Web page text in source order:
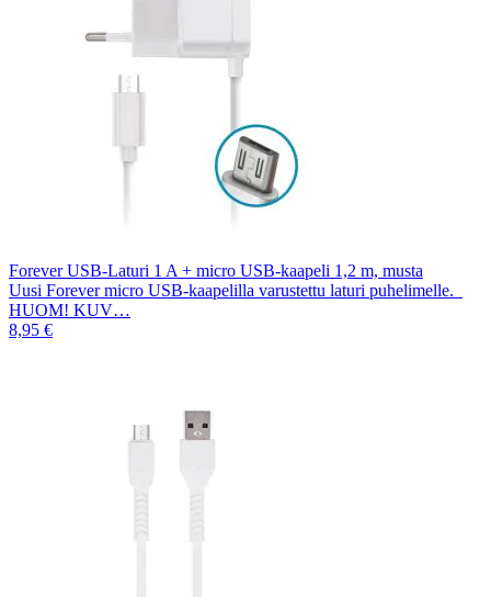
Forever USB-Laturi 1 A + micro USB-kaapeli 1,2 m, musta
Uusi Forever micro USB-kaapelilla varustettu laturi puhelimelle.
HUOM! KUV…
8,95 €